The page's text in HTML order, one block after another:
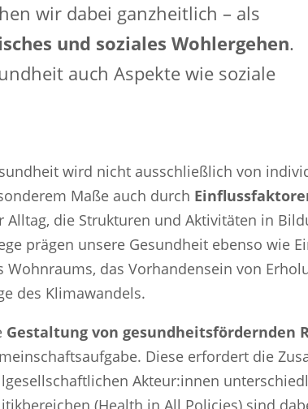
wir dabei ganzheitlich – als
und soziales Wohlergehen.
auch Aspekte wie soziale
wird nicht ausschließlich von
Maße auch durch
Alltag, die Strukturen und Aktivitäten in
prägen unsere Gesundheit ebenso wie
Wohnraums, das Vorhandensein von
des Klimawandels.
Gestaltung von gesundheitsfördernden
Diese erfordert die
Akteur:innen
(Health in All Policies) sind